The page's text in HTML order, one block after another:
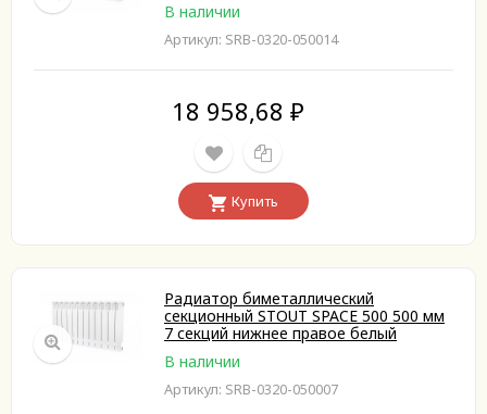
В наличии
Артикул: SRB-0320-050014
18 958,68 ₽
Купить
Радиатор биметаллический
секционный STOUT SPACE 500 500 мм
7 секций нижнее правое белый
В наличии
Артикул: SRB-0320-050007